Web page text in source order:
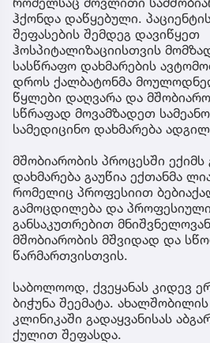
ჰქონდა დაწყებული.
შეფასების შემდეგ დავიწყეთ
ჰოსპიტალიზაციისთვის
სასწრაფო დახმარების
დროს ქალბატონმა
წყლები დაღვარა და
სწრაფად მოვამზადეთ
სამედიცინო დახმარება
მშობიარობის პროცესში
დახმარება გაუწია ექთანმა
რომელიც პროფესიით
გამოცდილება და პროფესიული
განსაკუთრებით
მშობიარობის მშვიდად და
წარმართვისთვის.
საბოლოოდ, ქვეყანას კიდევ
ბიჭუნა შეემატა.
კლინიკაში გადაყვანისას
ქულით შეფასდა.